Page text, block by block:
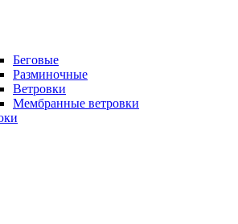
Беговые
Разминочные
Ветровки
Мембранные ветровки